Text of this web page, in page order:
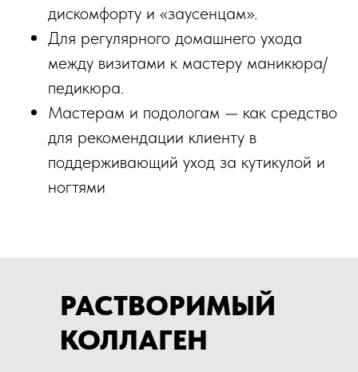
дискомфорту и «заусенцам».
Для регулярного домашнего ухода
между визитами к мастеру маникюра/
педикюра.
Мастерам и подологам — как средство
для рекомендации клиенту в
поддерживающий уход за кутикулой и
ногтями
РАСТВОРИМЫЙ
КОЛЛАГЕН